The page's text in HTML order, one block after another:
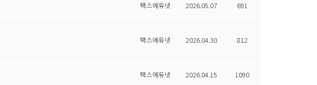
택스에듀넷 2026.05.07 691
택스에듀넷 2026.04.30 812
택스에듀넷 2026.04.15 1090